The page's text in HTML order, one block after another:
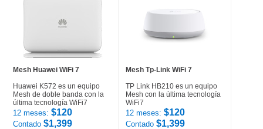
Mesh Huawei WiFi 7
Huawei K572 es un equipo
Mesh de doble banda con la
última tecnología WiFi7
12 meses: $120
Contado $1,399
Mesh Tp-Link WiFi 7
TP Link HB210 es un equipo
Mesh con la última tecnología
WiFi7
12 meses: $120
Contado $1,399